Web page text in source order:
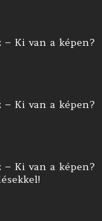
– Ki van a képen?
– Ki van a képen?
– Ki van a képen?